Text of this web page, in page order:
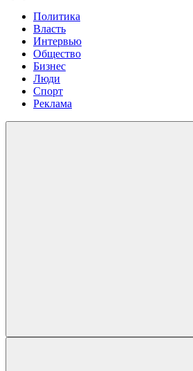
Политика
Власть
Интервью
Общество
Бизнес
Люди
Спорт
Реклама